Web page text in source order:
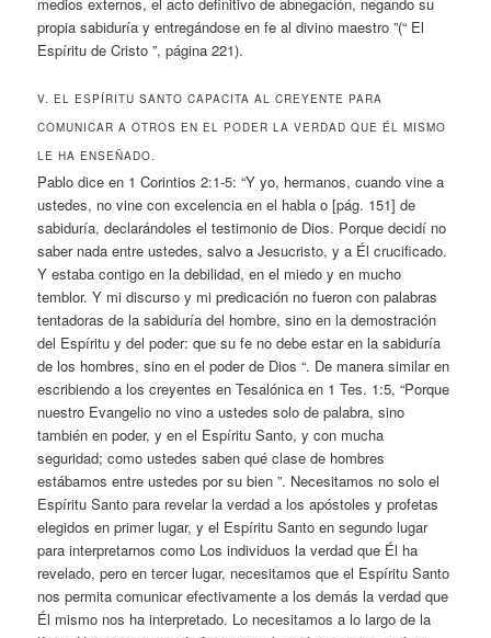
propia sabiduría y entregándose en fe al divino maestro ”(“ El
Espíritu de Cristo ”, página 221).
V. EL ESPÍRITU SANTO CAPACITA AL CREYENTE PARA
COMUNICAR A OTROS EN EL PODER LA VERDAD QUE ÉL MISMO
LE HA ENSEÑADO.
Pablo dice en 1 Corintios 2:1-5: “Y yo, hermanos, cuando vine a
ustedes, no vine con excelencia en el habla o [pág. 151] de
sabiduría, declarándoles el testimonio de Dios. Porque decidí no
saber nada entre ustedes, salvo a Jesucristo, y a Él crucificado.
Y estaba contigo en la debilidad, en el miedo y en mucho
temblor. Y mi discurso y mi predicación no fueron con palabras
tentadoras de la sabiduría del hombre, sino en la demostración
del Espíritu y del poder: que su fe no debe estar en la sabiduría
de los hombres, sino en el poder de Dios “. De manera similar en
escribiendo a los creyentes en Tesalónica en 1 Tes. 1:5, “Porque
nuestro Evangelio no vino a ustedes solo de palabra, sino
también en poder, y en el Espíritu Santo, y con mucha
seguridad; como ustedes saben qué clase de hombres
estábamos entre ustedes por su bien ”. Necesitamos no solo el
Espíritu Santo para revelar la verdad a los apóstoles y profetas
elegidos en primer lugar, y el Espíritu Santo en segundo lugar
para interpretarnos como Los individuos la verdad que Él ha
revelado, pero en tercer lugar, necesitamos que el Espíritu Santo
nos permita comunicar efectivamente a los demás la verdad que
Él mismo nos ha interpretado. Lo necesitamos a lo largo de la